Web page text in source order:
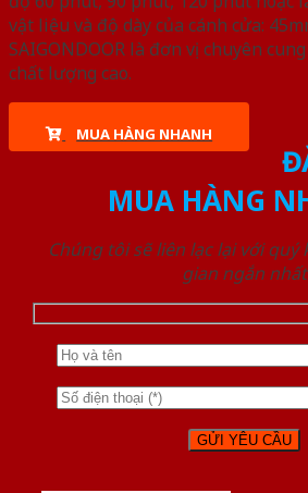
vật liệu và độ dày của cánh cửa:
SAIGONDOOR là đơn vị chuyên
chất lượng cao.
MUA HÀNG NHANH
MUA HÀNG
Chúng tôi sẽ liên lạc lại với
gian ngắn nhất